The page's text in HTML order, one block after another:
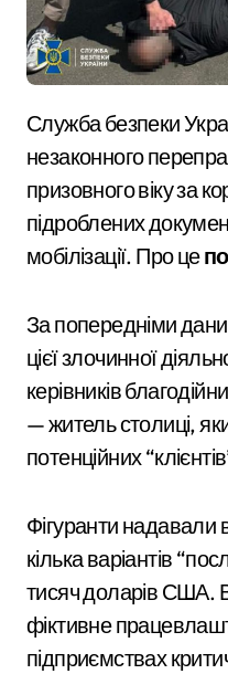
Служба безпеки України викрила схему
незаконного
призовного віку за
підроблених
мобілізації. Про це
За попередніми
цієї злочинної
керівників
— житель столиці,
потенційних
Фігуранти надавали
кілька варіантів
тисяч доларів США.
фіктивне
підприємствах